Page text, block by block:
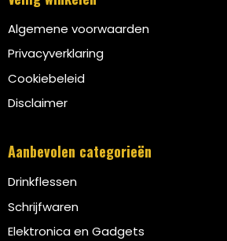
Algemene voorwaarden
Privacyverklaring
Cookiebeleid
Disclaimer
Aanbevolen categorieën
Drinkflessen
Schrijfwaren
Elektronica en Gadgets